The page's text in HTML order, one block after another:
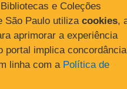
e Coleções
São Paulo utiliza cookies,
aprimorar a experiência
portal implica concordância
linha com a Política de